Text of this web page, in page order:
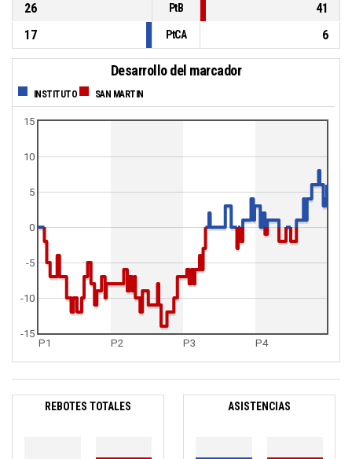
26
PtB
41
17
PtCA 6
Desarrollo del marcador
INSTITUTO SAN MARTIN
P1 P2 P3 P4
0
5
10
15
-15
-10
-5
REBOTES TOTALES ASISTENCIAS